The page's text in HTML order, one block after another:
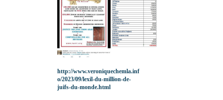
http://www.veroniquechemla.inf
o/2023/09/lexil-du-million-de-
juifs-du-monde.html